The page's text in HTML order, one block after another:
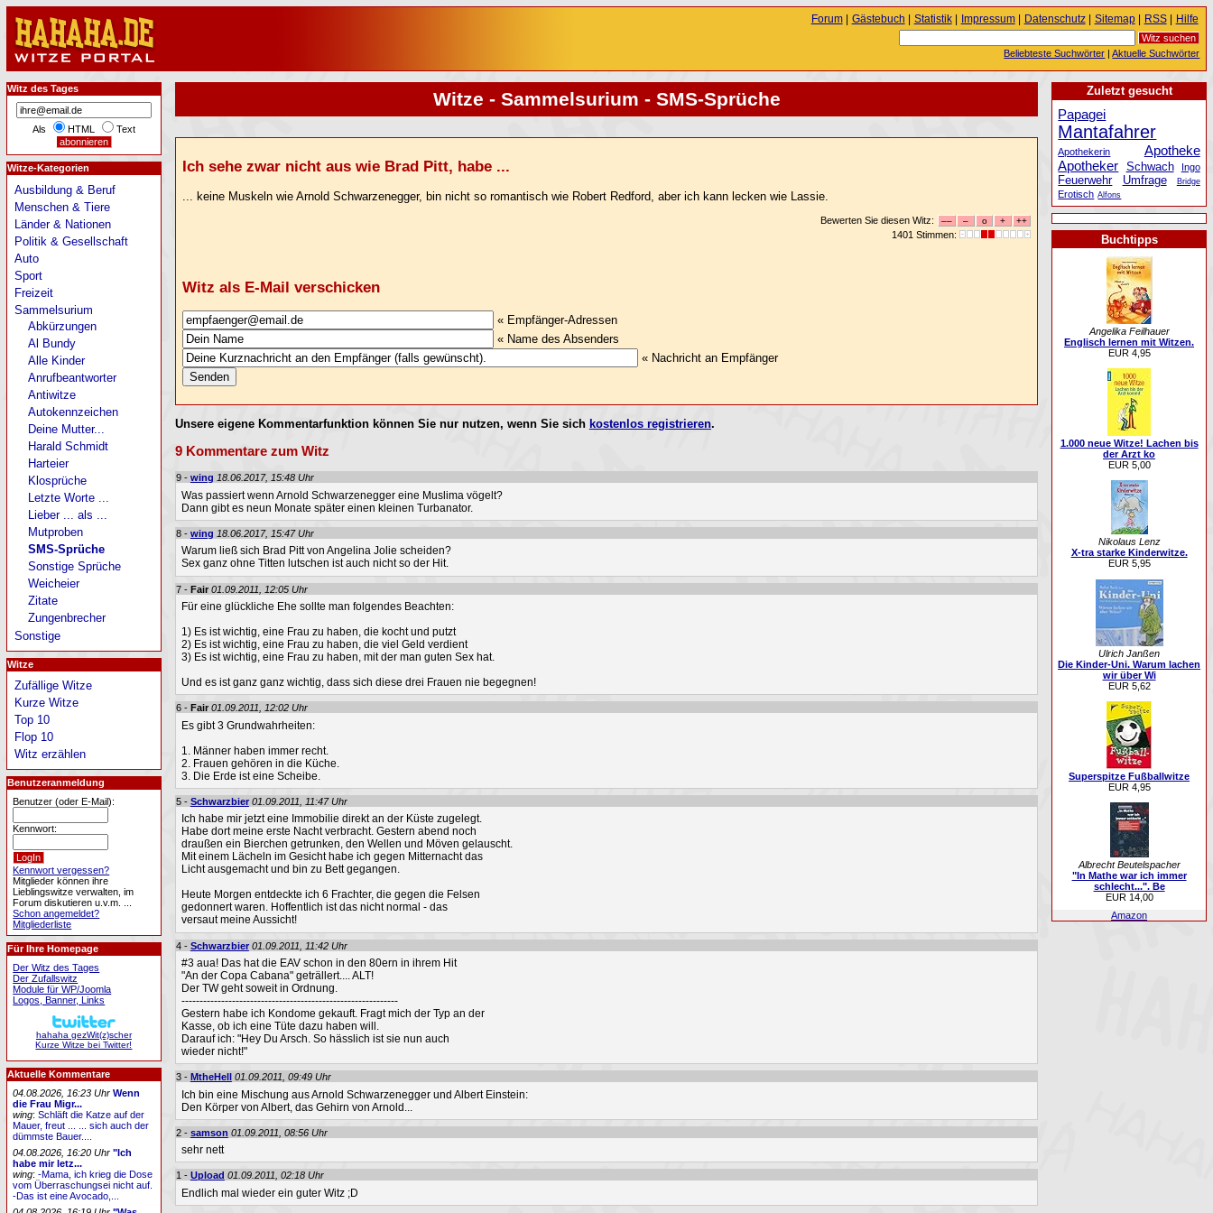
Witze - Sammelsurium - SMS-Sprüche
Ich sehe zwar nicht aus wie Brad Pitt, habe ...
... keine Muskeln wie Arnold Schwarzenegger, bin nicht so romantisch wie Robert Redford, aber ich kann lecken wie Lassie.
Bewerten Sie diesen Witz:
1401 Stimmen:
Witz als E-Mail verschicken
« Empfänger-Adressen
« Name des Absenders
« Nachricht an Empfänger
Unsere eigene Kommentarfunktion können Sie nur nutzen, wenn Sie sich kostenlos registrieren.
9 Kommentare zum Witz
9 - wing 18.06.2017, 15:48 Uhr
Was passiert wenn Arnold Schwarzenegger eine Muslima vögelt?
Dann gibt es neun Monate später einen kleinen Turbanator.
8 - wing 18.06.2017, 15:47 Uhr
Warum ließ sich Brad Pitt von Angelina Jolie scheiden?
Sex ganz ohne Titten lutschen ist auch nicht so der Hit.
7 - Fair 01.09.2011, 12:05 Uhr
Für eine glückliche Ehe sollte man folgendes Beachten:
1) Es ist wichtig, eine Frau zu haben, die kocht und putzt
2) Es ist wichtig, eine Frau zu haben, die viel Geld verdient
3) Es ist wichtig, eine Frau zu haben, mit der man guten Sex hat.
Und es ist ganz ganz wichtig, dass sich diese drei Frauen nie begegnen!
6 - Fair 01.09.2011, 12:02 Uhr
Es gibt 3 Grundwahrheiten:
1. Männer haben immer recht.
2. Frauen gehören in die Küche.
3. Die Erde ist eine Scheibe.
5 - Schwarzbier 01.09.2011, 11:47 Uhr
Ich habe mir jetzt eine Immobilie direkt an der Küste zugelegt.
Habe dort meine erste Nacht verbracht. Gestern abend noch
draußen ein Bierchen getrunken, den Wellen und Möven gelauscht.
Mit einem Lächeln im Gesicht habe ich gegen Mitternacht das
Licht ausgemacht und bin zu Bett gegangen.
Heute Morgen entdeckte ich 6 Frachter, die gegen die Felsen
gedonnert waren. Hoffentlich ist das nicht normal - das
versaut meine Aussicht!
4 - Schwarzbier 01.09.2011, 11:42 Uhr
#3 aua! Das hat die EAV schon in den 80ern in ihrem Hit
"An der Copa Cabana" geträllert.... ALT!
Der TW geht soweit in Ordnung.
------------------------------------------------------------
Gestern habe ich Kondome gekauft. Fragt mich der Typ an der
Kasse, ob ich eine Tüte dazu haben will.
Darauf ich: "Hey Du Arsch. So hässlich ist sie nun auch
wieder nicht!"
3 - MtheHell 01.09.2011, 09:49 Uhr
Ich bin eine Mischung aus Arnold Schwarzenegger und Albert Einstein:
Den Körper von Albert, das Gehirn von Arnold...
2 - samson 01.09.2011, 08:56 Uhr
sehr nett
1 - Upload 01.09.2011, 02:18 Uhr
Endlich mal wieder ein guter Witz ;D
Witz des Tages
Als HTML Text
Witze-Kategorien
Ausbildung & Beruf
Menschen & Tiere
Länder & Nationen
Politik & Gesellschaft
Auto
Sport
Freizeit
Sammelsurium
Abkürzungen
Al Bundy
Alle Kinder
Anrufbeantworter
Antiwitze
Autokennzeichen
Deine Mutter...
Harald Schmidt
Harteier
Klosprüche
Letzte Worte ...
Lieber ... als ...
Mutproben
SMS-Sprüche
Sonstige Sprüche
Weicheier
Zitate
Zungenbrecher
Sonstige
Witze
Zufällige Witze
Kurze Witze
Top 10
Flop 10
Witz erzählen
Benutzeranmeldung
Benutzer (oder E-Mail):
Kennwort:
Kennwort vergessen?
Mitglieder können ihre
Lieblingswitze verwalten, im
Forum diskutieren u.v.m. ...
Schon angemeldet?
Mitgliederliste
Für Ihre Homepage
Der Witz des Tages
Der Zufallswitz
Module für WP/Joomla
Logos, Banner, Links
hahaha gezWit(z)scher
Kurze Witze bei Twitter!
Aktuelle Kommentare
04.08.2026, 16:23 Uhr Wenn
die Frau Migr...
wing:Schläft die Katze auf der
Mauer, freut ... ... sich auch der
dümmste Bauer....
04.08.2026, 16:20 Uhr "Ich
habe mir letz...
wing:-Mama, ich krieg die Dose
vom Überraschungsei nicht auf.
-Das ist eine Avocado,...
Forum| Gästebuch | Statistik| Impressum| Datenschutz| Sitemap| RSS| Hilfe
Beliebteste Suchwörter |Aktuelle Suchwörter
Zuletzt gesucht
Papagei
Mantafahrer
Apothekerin
Apotheke
Apotheker Schwach Ingo
Feuerwehr Umfrage Bridge
Erotisch Alfons
Buchtipps
Angelika Feilhauer
Englisch lernen mit Witzen.
EUR 4,95
1.000 neue Witze! Lachen bis
der Arzt ko
EUR 5,00
Nikolaus Lenz
X-tra starke Kinderwitze.
EUR 5,95
Ulrich Janßen
Die Kinder-Uni. Warum lachen
wir über Wi
EUR 5,62
Superspitze Fußballwitze
EUR 4,95
Albrecht Beutelspacher
"In Mathe war ich immer
schlecht...". Be
EUR 14,00
Amazon